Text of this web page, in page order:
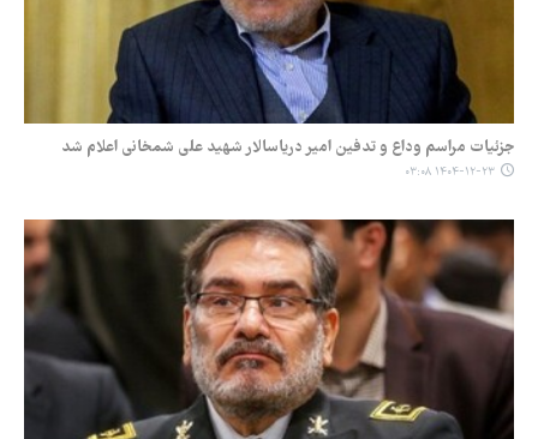
جزئیات مراسم وداع و تدفین امیر دریاسالار شهید علی شمخانی اعلام شد
۱۴۰۴-۱۲-۲۳ ۰۳:۰۸